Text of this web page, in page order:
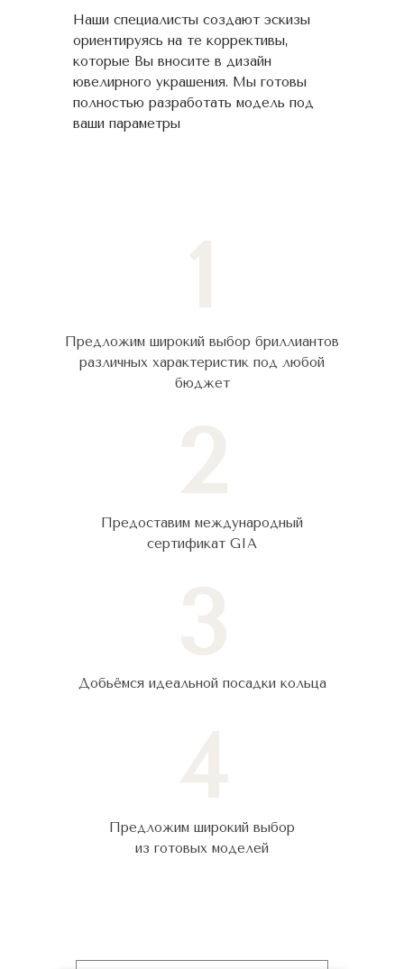
Наши специалисты создают эскизы
ориентируясь на те коррективы,
которые Вы вносите в дизайн
ювелирного украшения. Мы готовы
полностью разработать модель под
ваши параметры
Предложим широкий выбор бриллиантов
различных характеристик под любой
бюджет
Предоставим международный
сертификат GIA
Добьёмся идеальной посадки кольца
Предложим широкий выбор
из готовых моделей